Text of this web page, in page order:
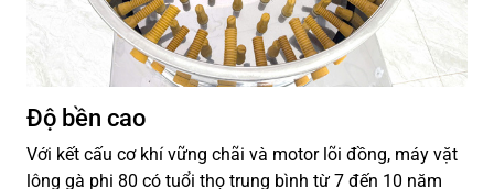
Độ bền cao
Với kết cấu cơ khí vững chãi và motor lõi đồng, máy vặt
lông gà phi 80 có tuổi thọ trung bình từ 7 đến 10 năm